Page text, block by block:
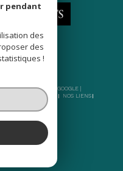
POWERED BY GOOGLE |
ADMIN
NOS LIENS
pendant
des
des
!